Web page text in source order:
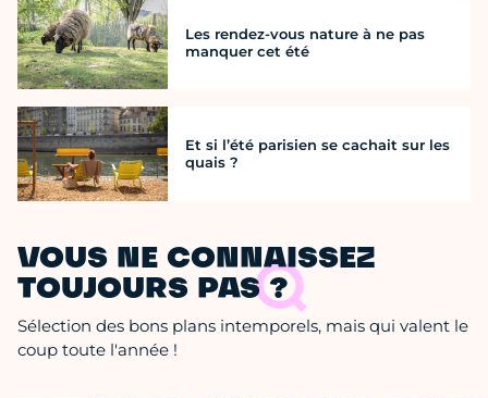
Les rendez-vous nature à ne pas
manquer cet été
Et si l’été parisien se cachait sur les
quais ?
VOUS NE CONNAISSEZ
TOUJOURS PAS ?
Sélection des bons plans intemporels, mais qui valent le
coup toute l'année !